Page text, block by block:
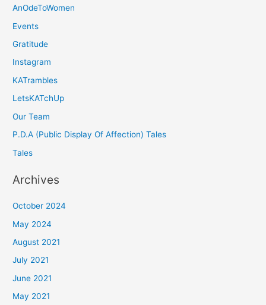
AnOdeToWomen
Events
Gratitude
Instagram
KATrambles
LetsKATchUp
Our Team
P.D.A (Public Display Of Affection) Tales
Tales
Archives
October 2024
May 2024
August 2021
July 2021
June 2021
May 2021